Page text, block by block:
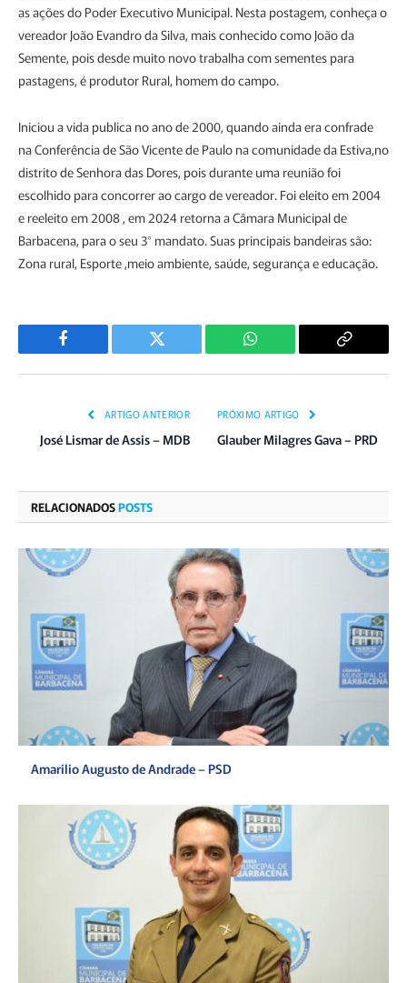
as ações do Poder Executivo Municipal. Nesta postagem, conheça o
vereador João Evandro da Silva, mais conhecido como João da
Semente, pois desde muito novo trabalha com sementes para
pastagens, é produtor Rural, homem do campo.
Iniciou a vida publica no ano de 2000, quando ainda era confrade
na Conferência de São Vicente de Paulo na comunidade da Estiva,no
distrito de Senhora das Dores, pois durante uma reunião foi
escolhido para concorrer ao cargo de vereador. Foi eleito em 2004
e reeleito em 2008 , em 2024 retorna a Câmara Municipal de
Barbacena, para o seu 3° mandato. Suas principais bandeiras são:
Zona rural, Esporte ,meio ambiente, saúde, segurança e educação.
Facebook Twitter WhatsApp
Copiar
ARTIGO ANTERIOR
José Lismar de Assis – MDB
PRÓXIMO ARTIGO
Glauber Milagres Gava – PRD
RELACIONADOSPOSTS
Amarilio Augusto de Andrade – PSD